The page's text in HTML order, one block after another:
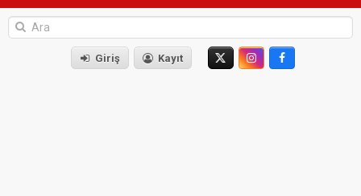
Giriş Kayıt